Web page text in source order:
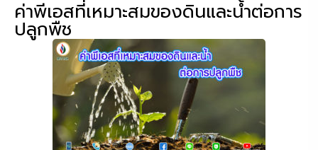
ค่าพีเอสที่เหมาะสมของดินและน้ำต่อการ
ปลูกพืช